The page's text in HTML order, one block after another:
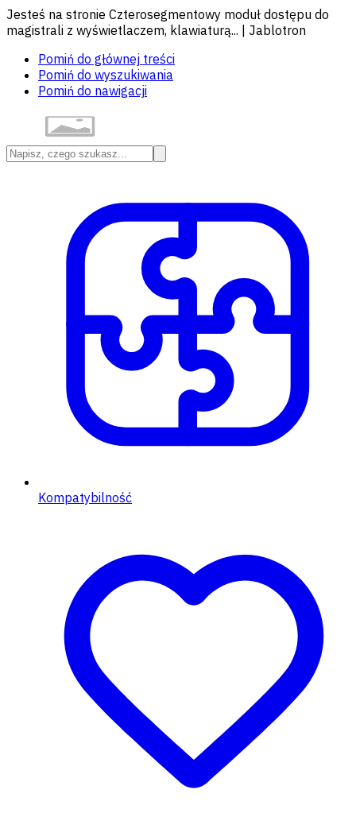
Jesteś na stronie Czterosegmentowy moduł dostępu do
magistrali z wyświetlaczem, klawiaturą... | Jablotron
Pomiń do głównej treści
Pomiń do wyszukiwania
Pomiń do nawigacji
Kompatybilność